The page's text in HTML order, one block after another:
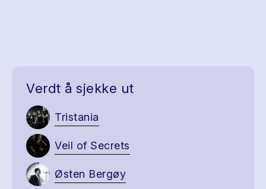
Verdt å sjekke ut
Tristania
Veil of Secrets
Østen Bergøy